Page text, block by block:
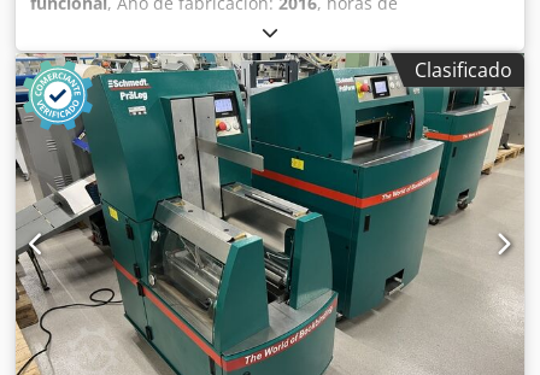
, * 11.500 horas de trabajo * Peso
operativo: 15.700 kg * Potencia del motor: 77 kW * Zapatas
Roadliner * Acoplador rápido hidráulico Dkodsy Rm H
Espfx Aqvjr * Aire acondicionado
Clasificado